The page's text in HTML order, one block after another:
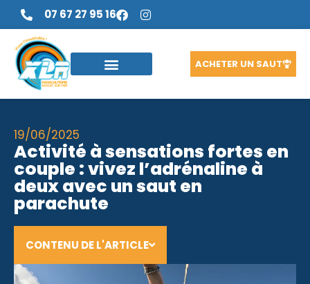
07 67 27 95 16
ACHETER UN SAUT
19/06/2025
Activité à sensations fortes en
couple : vivez l’adrénaline à
deux avec un saut en
parachute
CONTENU DE L'ARTICLE